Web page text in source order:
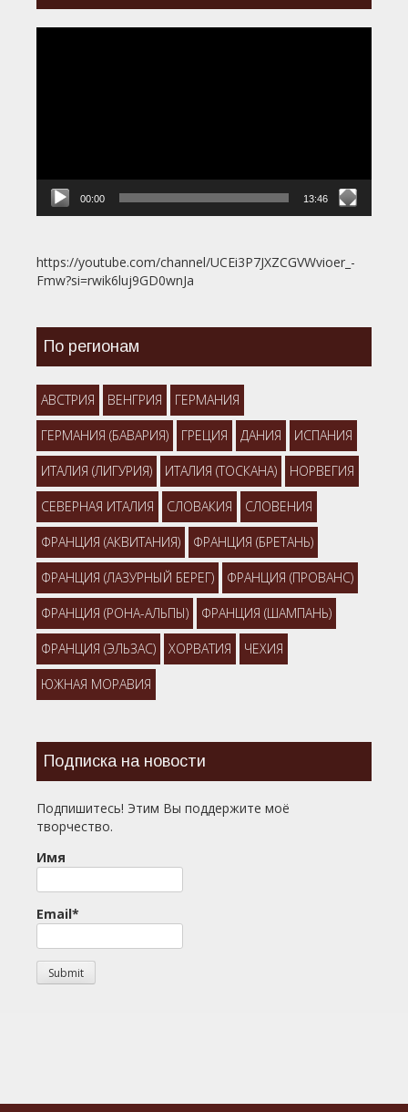
00:00 13:46
https://youtube.com/channel/UCEi3P7JXZCGVWvioer_-
Fmw?si=rwik6luj9GD0wnJa
По регионам
АВСТРИЯ ВЕНГРИЯ ГЕРМАНИЯ
ГЕРМАНИЯ (БАВАРИЯ) ГРЕЦИЯ ДАНИЯ ИСПАНИЯ
ИТАЛИЯ (ЛИГУРИЯ) ИТАЛИЯ (ТОСКАНА) НОРВЕГИЯ
СЕВЕРНАЯ ИТАЛИЯ СЛОВАКИЯ СЛОВЕНИЯ
ФРАНЦИЯ (АКВИТАНИЯ) ФРАНЦИЯ (БРЕТАНЬ)
ФРАНЦИЯ (ЛАЗУРНЫЙ БЕРЕГ) ФРАНЦИЯ (ПРОВАНС)
ФРАНЦИЯ (РОНА-АЛЬПЫ) ФРАНЦИЯ (ШАМПАНЬ)
ФРАНЦИЯ (ЭЛЬЗАС) ХОРВАТИЯ ЧЕХИЯ
ЮЖНАЯ МОРАВИЯ
Подписка на новости
Подпишитесь! Этим Вы поддержите моё
творчество.
Имя
Email*